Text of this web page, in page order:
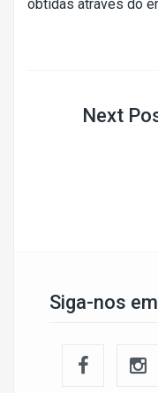
obtidas através do
Siga-nos